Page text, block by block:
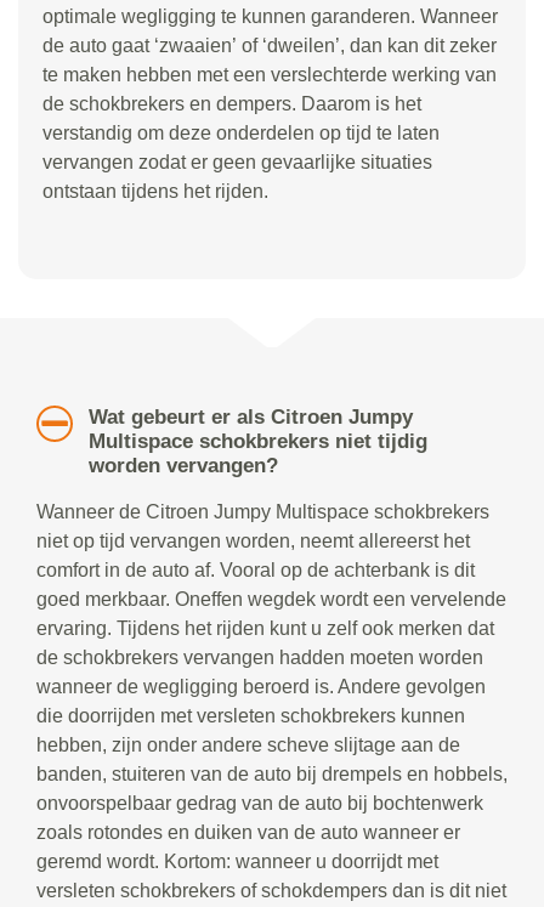
optimale wegligging te kunnen garanderen. Wanneer
de auto gaat ‘zwaaien’ of ‘dweilen’, dan kan dit zeker
te maken hebben met een verslechterde werking van
de schokbrekers en dempers. Daarom is het
verstandig om deze onderdelen op tijd te laten
vervangen zodat er geen gevaarlijke situaties
ontstaan tijdens het rijden.
Wat gebeurt er als Citroen Jumpy
Multispace schokbrekers niet tijdig
worden vervangen?
Wanneer de Citroen Jumpy Multispace schokbrekers
niet op tijd vervangen worden, neemt allereerst het
comfort in de auto af. Vooral op de achterbank is dit
goed merkbaar. Oneffen wegdek wordt een vervelende
ervaring. Tijdens het rijden kunt u zelf ook merken dat
de schokbrekers vervangen hadden moeten worden
wanneer de wegligging beroerd is. Andere gevolgen
die doorrijden met versleten schokbrekers kunnen
hebben, zijn onder andere scheve slijtage aan de
banden, stuiteren van de auto bij drempels en hobbels,
onvoorspelbaar gedrag van de auto bij bochtenwerk
zoals rotondes en duiken van de auto wanneer er
geremd wordt. Kortom: wanneer u doorrijdt met
versleten schokbrekers of schokdempers dan is dit niet